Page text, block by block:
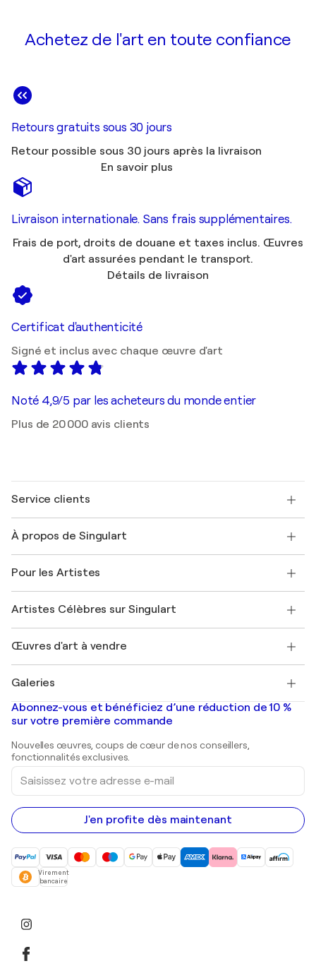
Achetez de l'art en toute confiance
Retours gratuits sous 30 jours
Retour possible sous 30 jours après la livraison
En savoir plus
Livraison internationale. Sans frais supplémentaires.
Frais de port, droits de douane et taxes inclus. Œuvres
d'art assurées pendant le transport.
Détails de livraison
Certificat d'authenticité
Signé et inclus avec chaque œuvre d'art
Noté 4,9/5 par les acheteurs du monde entier
Plus de 20 000 avis clients
Service clients
Expédition
Offrir une carte cadeau
Rejoignez notre programme commercial
Mon compte
+33 1 76 44 06 42
À propos de Singulart
FAQ
Magazine Singulart
Emplois
Découvrez une sélection d'art original
Pour les Artistes
Se connecter en tant qu'Artiste
Artistes Célèbres sur Singulart
Marc Chagall
Banksy
Mr. Brainwash
Shepard Fairey
Œuvres d'art à vendre
Tableaux abstraits à vendre
Peintures de paysage
Estampes
Peintures acryliques
Galeries
Galeries d'art en France
Galeries d'art en Belgique
Abonnez-vous et bénéficiez d’une réduction de 10 %
sur votre première commande
Nouvelles œuvres, coups de cœur de nos conseillers,
fonctionnalités exclusives.
Saisissez
votre
adresse
e-
mail
J'en profite dès maintenant
Virement
bancaire